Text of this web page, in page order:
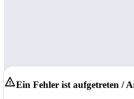
Ein Fehler ist aufgetreten /